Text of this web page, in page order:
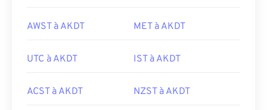
AWST à AKDT MET à AKDT
UTC à AKDT IST à AKDT
ACST à AKDT NZST à AKDT